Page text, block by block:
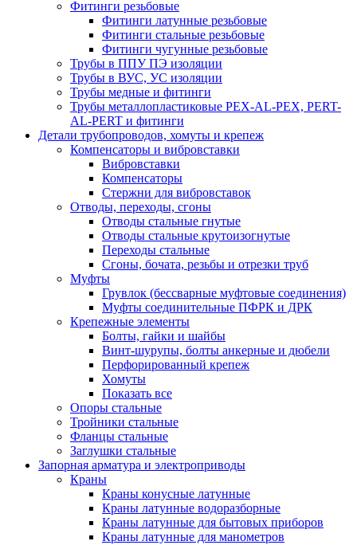
Фитинги резьбовые
Фитинги латунные резьбовые
Фитинги стальные резьбовые
Фитинги чугунные резьбовые
Трубы в ППУ ПЭ изоляции
Трубы в ВУС, УС изоляции
Трубы медные и фитинги
Трубы металлопластиковые PEX-AL-PEX, PERT-
AL-PERT и фитинги
Детали трубопроводов, хомуты и крепеж
Компенсаторы и вибровставки
Вибровставки
Компенсаторы
Стержни для вибровставок
Отводы, переходы, сгоны
Отводы стальные гнутые
Отводы стальные крутоизогнутые
Переходы стальные
Сгоны, бочата, резьбы и отрезки труб
Муфты
Грувлок (бессварные муфтовые соединения)
Муфты соединительные ПФРК и ДРК
Крепежные элементы
Болты, гайки и шайбы
Винт-шурупы, болты анкерные и дюбели
Перфорированный крепеж
Хомуты
Показать все
Опоры стальные
Тройники стальные
Фланцы стальные
Заглушки стальные
Запорная арматура и электроприводы
Краны
Краны конусные латунные
Краны латунные водоразборные
Краны латунные для бытовых приборов
Краны латунные для манометров